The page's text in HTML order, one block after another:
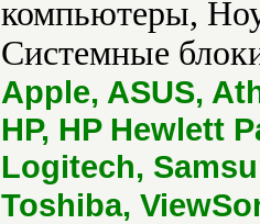
компьютеры,
Системные
Apple, ASUS,
HP, HP Hewlett
Logitech,
Toshiba,